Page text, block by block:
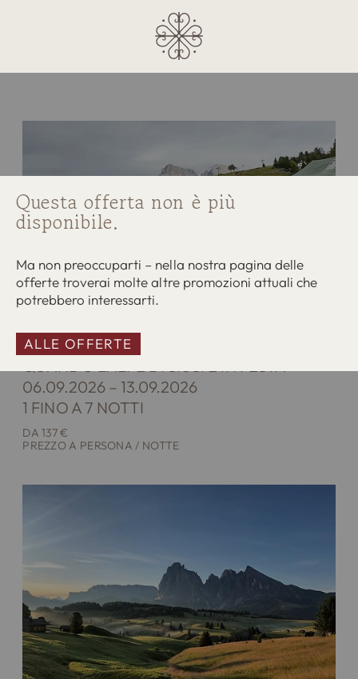
06.09.2026 – 13.09.2026
1 FINO A 7 NOTTI
DA 137 €
PREZZO A PERSONA / NOTTE
Questa offerta non è più
disponibile.
Ma non preoccuparti – nella nostra pagina delle
offerte troverai molte altre promozioni attuali che
potrebbero interessarti.
ALLE OFFERTE